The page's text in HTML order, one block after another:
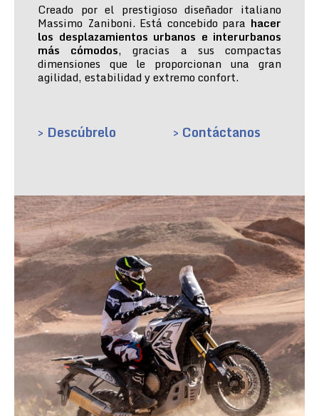
Creado por el prestigioso diseñador italiano
Massimo Zaniboni. Está concebido para hacer
los desplazamientos urbanos e interurbanos
más cómodos, gracias a sus compactas
dimensiones que le proporcionan una gran
agilidad, estabilidad y extremo confort.
> Descúbrelo > Contáctanos